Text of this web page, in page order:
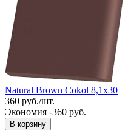
Natural Brown Cokol 8,1x30
360 руб./шт.
Экономия -360 руб.
В корзину